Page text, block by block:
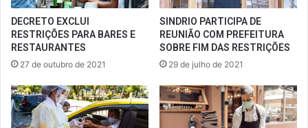
DECRETO EXCLUI
RESTRIÇÕES PARA BARES E
RESTAURANTES
27 de outubro de 2021
SINDRIO PARTICIPA DE
REUNIÃO COM PREFEITURA
SOBRE FIM DAS RESTRIÇÕES
29 de julho de 2021